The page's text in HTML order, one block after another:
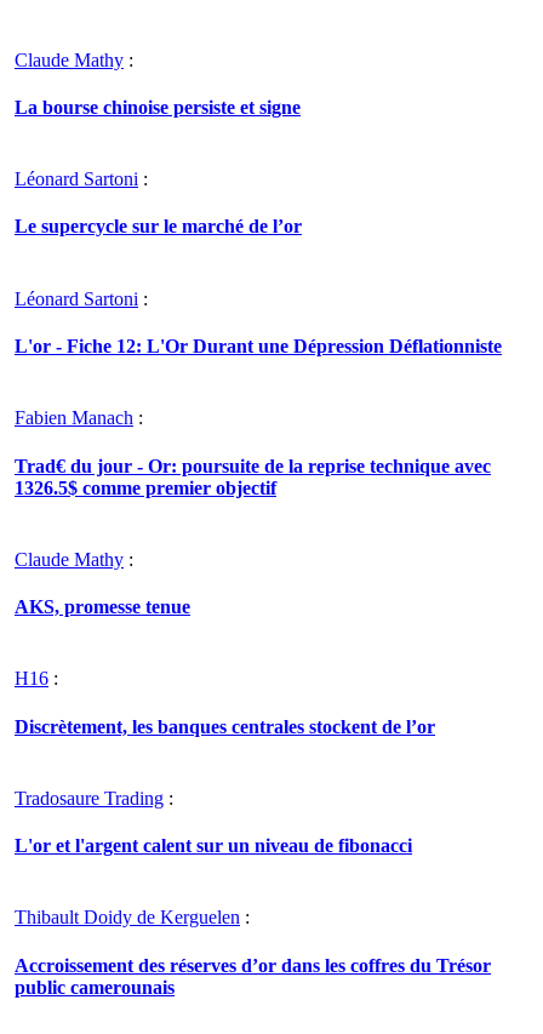
Claude Mathy :
La bourse chinoise persiste et signe
Léonard Sartoni :
Le supercycle sur le marché de l’or
Léonard Sartoni :
L'or - Fiche 12: L'Or Durant une Dépression Déflationniste
Fabien Manach :
Trad€ du jour - Or: poursuite de la reprise technique avec
1326.5$ comme premier objectif
Claude Mathy :
AKS, promesse tenue
H16 :
Discrètement, les banques centrales stockent de l’or
Tradosaure Trading :
L'or et l'argent calent sur un niveau de fibonacci
Thibault Doidy de Kerguelen :
Accroissement des réserves d’or dans les coffres du Trésor
public camerounais